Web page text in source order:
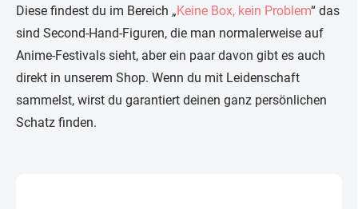
Diese findest du im Bereich „Keine Box, kein Problem“ das
sind Second-Hand-Figuren, die man normalerweise auf
Anime-Festivals sieht, aber ein paar davon gibt es auch
direkt in unserem Shop. Wenn du mit Leidenschaft
sammelst, wirst du garantiert deinen ganz persönlichen
Schatz finden.